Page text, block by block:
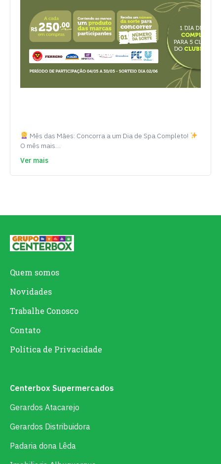
Mês das Mães: Concorra a um Dia de Spa Completo!
O mês mais…
Ver mais
Quem somos
Novidades
Trabalhe Conosco
Contato
Política de Privacidade
Centerbox Supermercados
Gerardos Atacarejo
Gerardos Distribuidora
Padaria dona Lêda